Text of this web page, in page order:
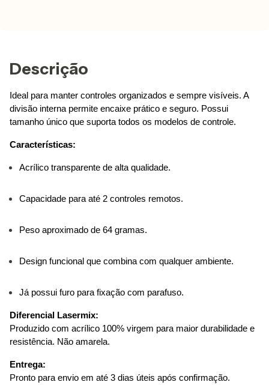
Descrição
Ideal para manter controles organizados e sempre visíveis. A
divisão interna permite encaixe prático e seguro. Possui
tamanho único que suporta todos os modelos de controle.
Características:
Acrílico transparente de alta qualidade.
Capacidade para até 2 controles remotos.
Peso aproximado de 64 gramas.
Design funcional que combina com qualquer ambiente.
Já possui furo para fixação com parafuso.
Diferencial Lasermix:
Produzido com acrílico 100% virgem para maior durabilidade e
resistência. Não amarela.
Entrega:
Pronto para envio em até 3 dias úteis após confirmação.